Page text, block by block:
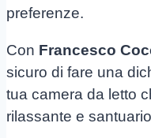
preferenze.
Con Francesco
sicuro di fare una
tua camera da letto
rilassante e